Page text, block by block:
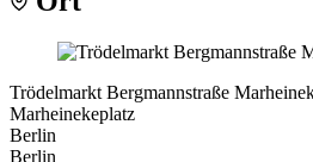
Trödelmarkt Bergmannstraße
Marheinekeplatz
Berlin
Berlin